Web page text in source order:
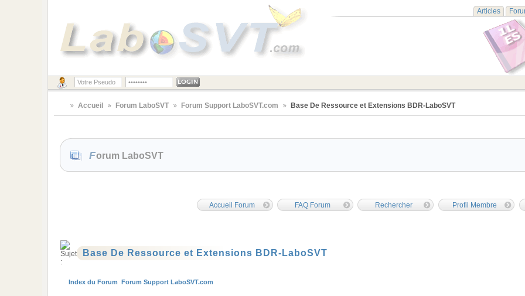
Articles
Accueil Forum LaboSVT Forum Support LaboSVT.com Base De Ressource et Extensions BDR-LaboSVT
Forum LaboSVT
Accueil Forum FAQ Forum Rechercher Profil Membre
Base De Ressource et Extensions BDR-LaboSVT
Index du Forum Forum Support LaboSVT.com